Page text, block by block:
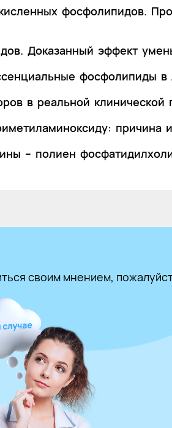
фосфолипидов.
Доказанный эффект
в реальной клинической
причина
– полиен
своим мнением,